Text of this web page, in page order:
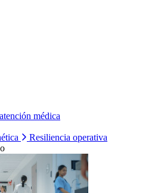
médica
Resiliencia operativa